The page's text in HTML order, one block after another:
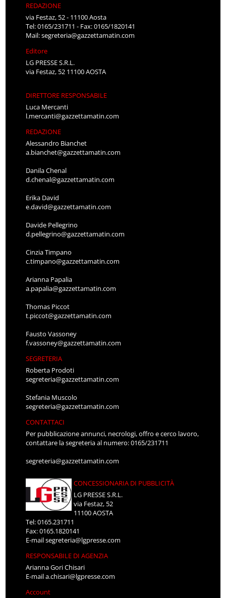
REDAZIONE
via Festaz, 52 - 11100 Aosta
Tel: 0165/231711 - Fax: 0165/1820141
Mail:segreteria@gazzettamatin.com
Editore
LG PRESSE S.R.L.
via Festaz, 52 11100 AOSTA
DIRETTORE RESPONSABILE
Luca Mercanti
l.mercanti@gazzettamatin.com
REDAZIONE
Alessandro Bianchet
a.bianchet@gazzettamatin.com
Danila Chenal
d.chenal@gazzettamatin.com
Erika David
e.david@gazzettamatin.com
Davide Pellegrino
d.pellegrino@gazzettamatin.com
Cinzia Timpano
c.timpano@gazzettamatin.com
Arianna Papalia
a.papalia@gazzettamatin.com
Thomas Piccot
t.piccot@gazzettamatin.com
Fausto Vassoney
f.vassoney@gazzettamatin.com
SEGRETERIA
Roberta Prodoti
segreteria@gazzettamatin.com
Stefania Muscolo
segreteria@gazzettamatin.com
CONTATTACI
Per pubblicazione annunci, necrologi, offro e cerco lavoro,
contattare la segreteria al numero: 0165/231711
segreteria@gazzettamatin.com
CONCESSIONARIA DI PUBBLICITÀ
LG PRESSE S.R.L.
via Festaz, 52
11100 AOSTA
Tel: 0165.231711
Fax: 0165.1820141
E-mailsegreteria@lgpresse.com
RESPONSABILE DI AGENZIA
Arianna Gori Chisari
E-maila.chisari@lgpresse.com
Account